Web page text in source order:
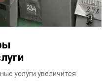
услуги увеличится